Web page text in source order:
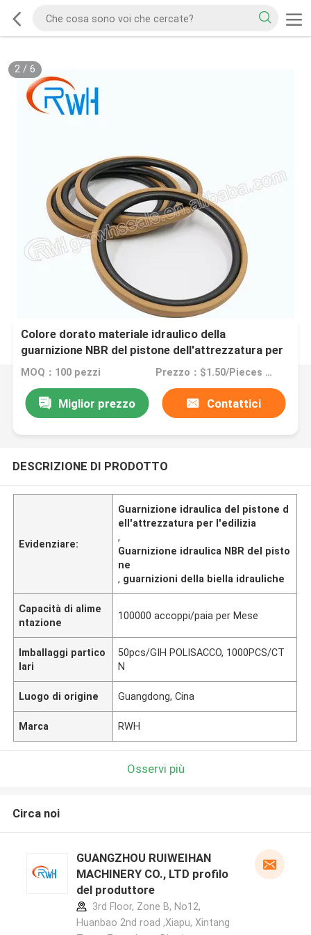
2/ 6
Colore dorato materiale idraulico della
guarnizione NBR del pistone dell'attrezzatura per
l'edilizia
MOQ：100 pezzi Prezzo：$1.50/Pieces 100-499 Pieces
Miglior prezzo Contattici
DESCRIZIONE DI PRODOTTO
Evidenziare:
Guarnizione idraulica del pistone d
ell'attrezzatura per l'edilizia
,
Guarnizione idraulica NBR del pisto
ne
, guarnizioni della biella idrauliche
Capacità di alime
ntazione
100000 accoppi/paia per Mese
Imballaggi partico
lari
50pcs/GIH POLISACCO, 1000PCS/CT
N
Luogo di origine Guangdong, Cina
Marca RWH
Osservi più
Circa noi
GUANGZHOU RUIWEIHAN
MACHINERY CO., LTD profilo
del produttore
3rd Floor, Zone B, No12,
Huanbao 2nd road ,Xiapu, Xintang